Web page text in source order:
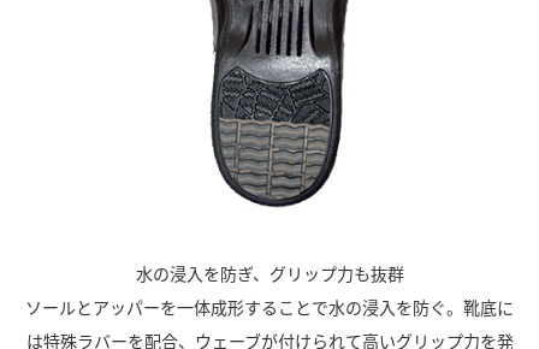
水の浸入を防ぎ、グリップ力も抜群
ソールとアッパーを一体成形することで水の浸入を防ぐ。靴底に
は特殊ラバーを配合、ウェーブが付けられて高いグリップ力を発